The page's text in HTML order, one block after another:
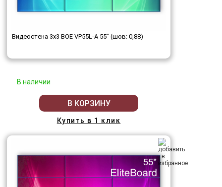
Видеостена 3x3 BOE VP55L-A 55" (шов: 0,88)
В наличии
В КОРЗИНУ
Купить в 1 клик